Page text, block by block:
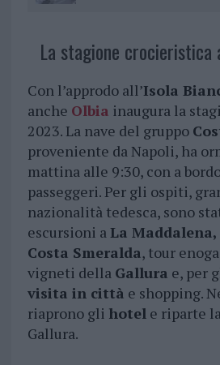
La stagione crocieristica
Con l’approdo all’Isola
anche Olbia inaugura la
2023. La nave del gruppo
proveniente da Napoli, ha
mattina alle 9:30, con a
passeggeri. Per gli ospiti,
nazionalità tedesca, sono
escursioni aLa Maddalena,
Costa Smeralda, tour
vigneti della Gallura e, per
visita in città e shopping.
riaprono gli hotele riparte
Gallura.